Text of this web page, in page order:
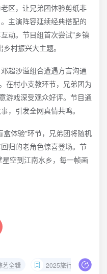
区，让兄弟团体验剪纸非
主演阵容延续经典搭配的
动。节目组首次尝试"乡镇
村振兴大主题。
超沙溢组合遭遇方言沟通
在村小支教环节，兄弟团为
游戏深受观众好评。节目通
，引发全网真情共鸣。
体验"环节，兄弟团将随机
归的老角色惊喜登场。节
空到江南水乡，每一帧画
艺全辑 2025旅行综艺资源打包